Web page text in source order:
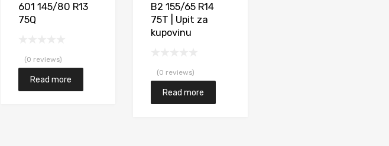
601 145/80 R13
75Q
(0 reviews)
Read more
B2 155/65 R14
75T | Upit za
kupovinu
(0 reviews)
Read more